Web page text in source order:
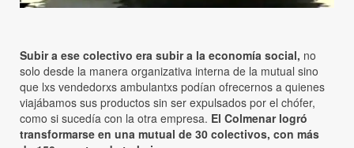
Subir a ese colectivo era subir a la economía social, no
solo desde la manera organizativa interna de la mutual sino
que lxs vendedorxs ambulantxs podían ofrecernos a quienes
viajábamos sus productos sin ser expulsados por el chófer,
como si sucedía con la otra empresa. El Colmenar logró
transformarse en una mutual de 30 colectivos, con más